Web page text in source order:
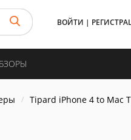
ВОЙТИ |
Tipard iPhone 4 to Mac